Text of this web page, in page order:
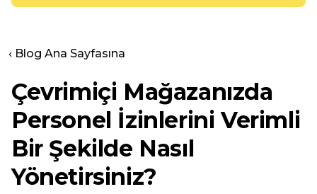
‹ Blog Ana Sayfasına
Çevrimiçi Mağazanızda
Personel İzinlerini Verimli
Bir Şekilde Nasıl
Yönetirsiniz?